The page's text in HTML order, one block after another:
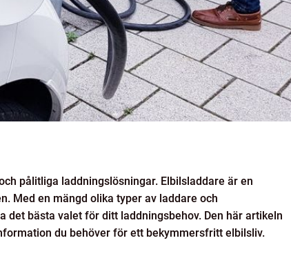
pålitliga laddningslösningar. Elbilsladdare är en
Med en mängd olika typer av laddare och
bästa valet för ditt laddningsbehov. Den här artikeln
du behöver för ett bekymmersfritt elbilsliv.